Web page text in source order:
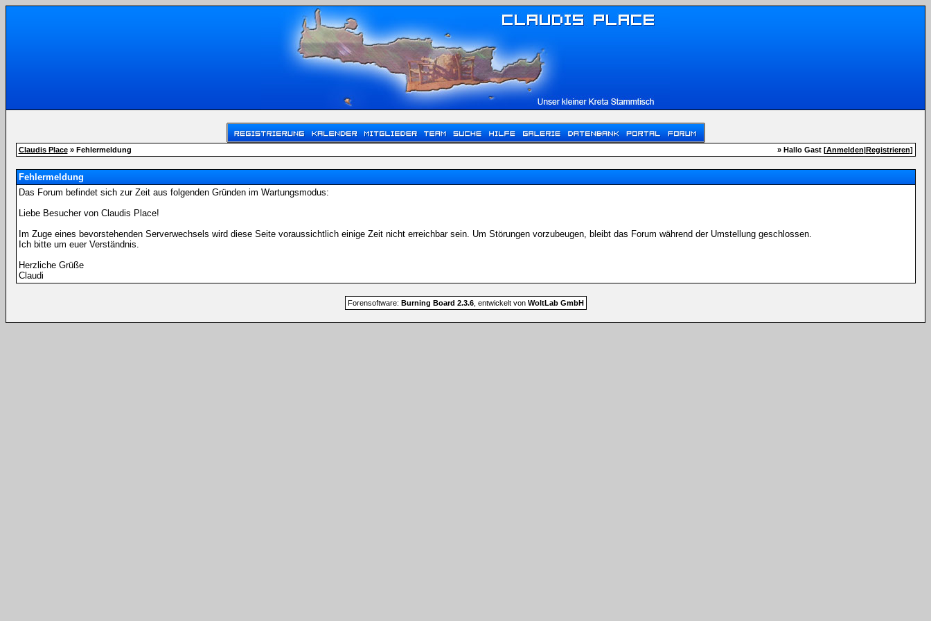
Claudis Place» Fehlermeldung » Hallo Gast [Anmelden|Registrieren]
Fehlermeldung
Das Forum befindet sich zur Zeit aus folgenden Gründen im Wartungsmodus:
Liebe Besucher von Claudis Place!
Im Zuge eines bevorstehenden Serverwechsels wird diese Seite voraussichtlich einige Zeit nicht erreichbar sein. Um Störungen vorzubeugen, bleibt das Forum während der Umstellung geschlossen.
Ich bitte um euer Verständnis.
Herzliche Grüße
Claudi
Forensoftware: Burning Board 2.3.6, entwickelt von WoltLab GmbH